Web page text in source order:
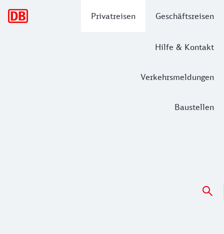
Privatreisen Geschäftsreisen
Hilfe & Kontakt
Verkehrsmeldungen
Baustellen